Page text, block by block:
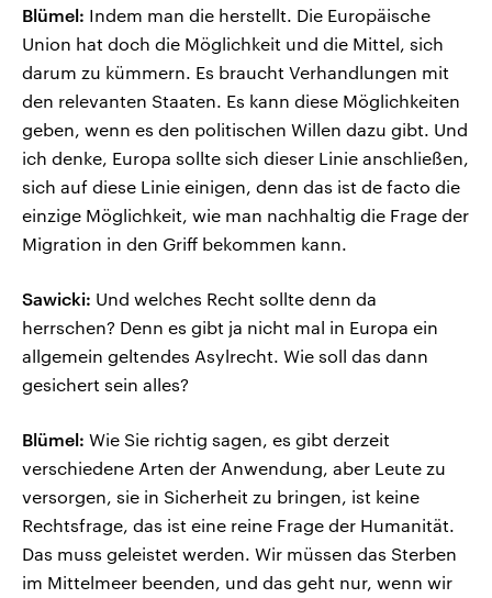
Blümel: Indem man die herstellt. Die Europäische
Union hat doch die Möglichkeit und die Mittel, sich
darum zu kümmern. Es braucht Verhandlungen mit
den relevanten Staaten. Es kann diese Möglichkeiten
geben, wenn es den politischen Willen dazu gibt. Und
ich denke, Europa sollte sich dieser Linie anschließen,
sich auf diese Linie einigen, denn das ist de facto die
einzige Möglichkeit, wie man nachhaltig die Frage der
Migration in den Griff bekommen kann.
Sawicki: Und welches Recht sollte denn da
herrschen? Denn es gibt ja nicht mal in Europa ein
allgemein geltendes Asylrecht. Wie soll das dann
gesichert sein alles?
Blümel: Wie Sie richtig sagen, es gibt derzeit
verschiedene Arten der Anwendung, aber Leute zu
versorgen, sie in Sicherheit zu bringen, ist keine
Rechtsfrage, das ist eine reine Frage der Humanität.
Das muss geleistet werden. Wir müssen das Sterben
im Mittelmeer beenden, und das geht nur, wenn wir